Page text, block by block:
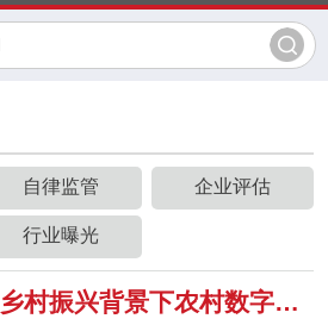
自律监管 企业评估
行业曝光
乡村振兴背景下农村数字化